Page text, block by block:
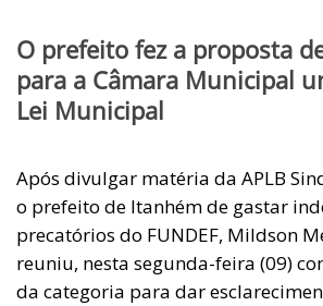
O prefeito fez a proposta
para a Câmara Municipal
Lei Municipal
Após divulgar matéria da APLB
o prefeito de Itanhém de gastar
precatórios do FUNDEF, Mildson
reuniu, nesta segunda-feira (09)
da categoria para dar